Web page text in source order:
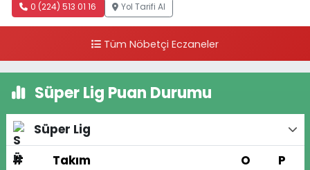
0 (224) 513 01 16 Yol Tarifi Al
Tüm Nöbetçi Eczaneler
Süper Lig Puan Durumu
Süper Lig
#
Takım O P